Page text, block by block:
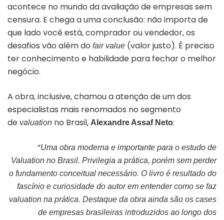
acontece no mundo da avaliação de empresas sem
censura. E chega a uma conclusão: não importa de
que lado você está, comprador ou vendedor, os
desafios vão além do fair value (valor justo). É preciso
ter conhecimento e habilidade para fechar o melhor
negócio.
A obra, inclusive, chamou a atenção de um dos
especialistas mais renomados no segmento
de valuation no Brasil, Alexandre Assaf Neto:
“Uma obra moderna e importante para o estudo de
Valuation no Brasil. Privilegia a prática, porém sem perder
o fundamento conceitual necessário. O livro é resultado do
fascínio e curiosidade do autor em entender como se faz
valuation na prática. Destaque da obra ainda são os cases
de empresas brasileiras introduzidos ao longo dos